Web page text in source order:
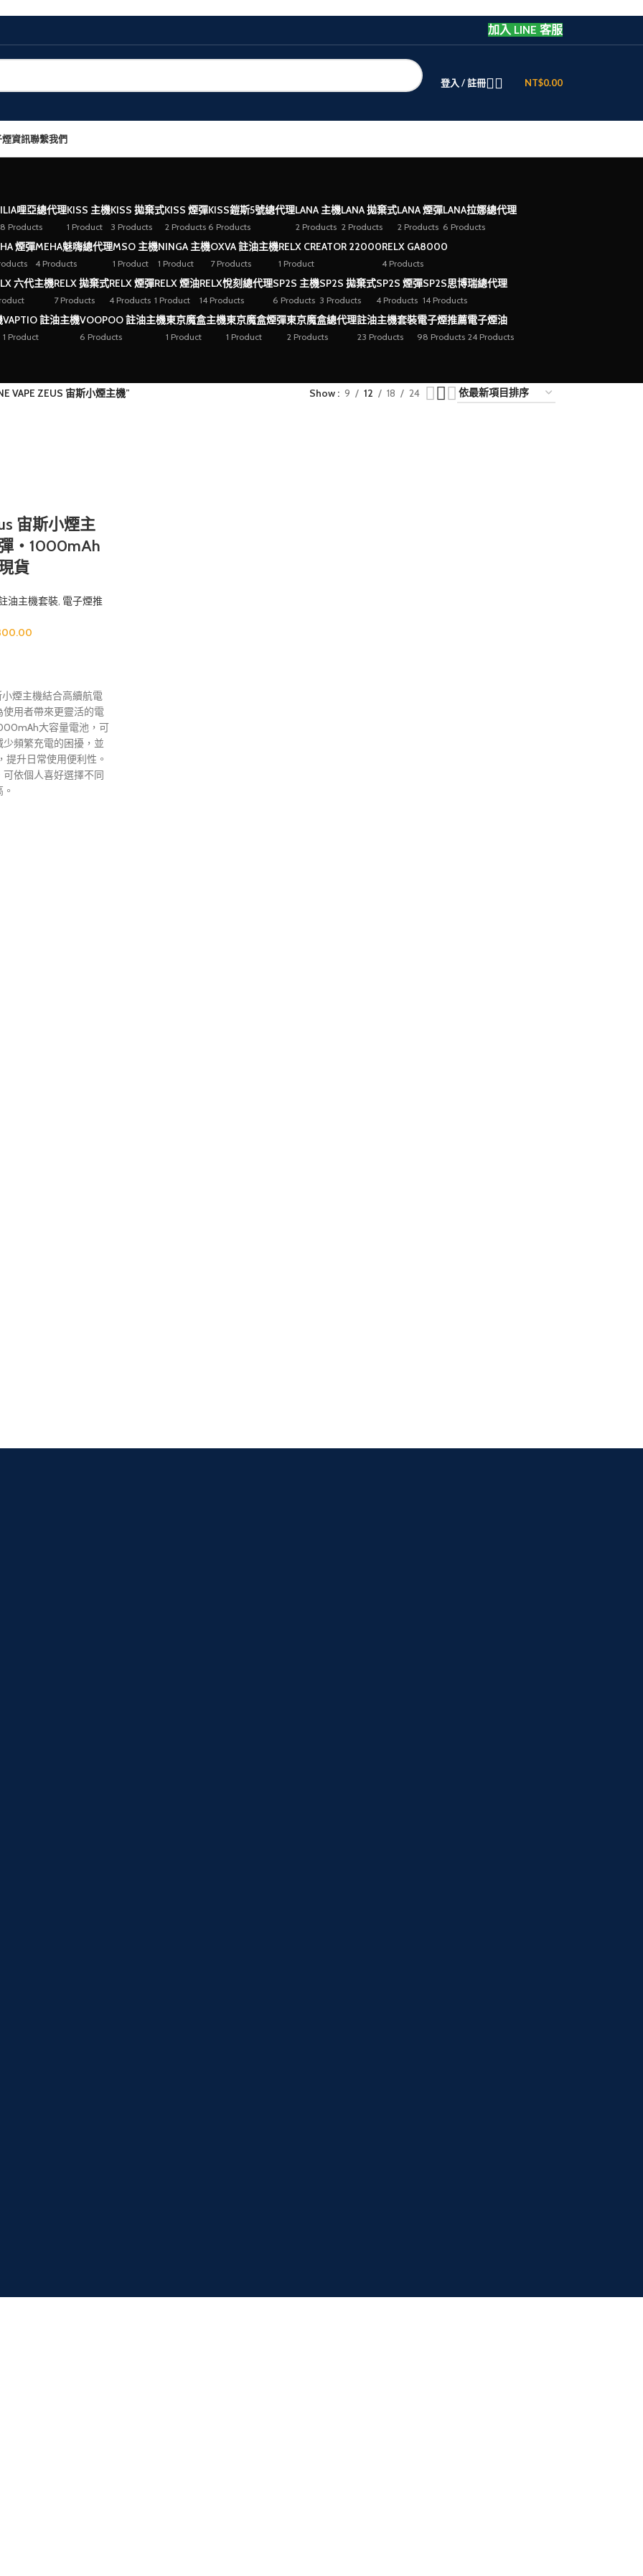
加入 LINE 客服
登入 / 註冊 NT$0.00
煙資訊聯繫我們
ILIA哩亞總代理
8 Products
KISS 主機
1 Product
KISS 拋棄式
3 Products
KISS 煙彈
2 Products
KISS鎧斯5號總代理
6 Products
LANA 主機
2 Products
LANA 拋棄式
2 Products
LANA 煙彈
2 Products
LANA拉娜總代理
6 Products
煙彈MEHA魅嗨總代理
4 Products
MSO 主機
1 Product
NINGA 主機
1 Product
OXVA 註油主機
7 Products
RELX CREATOR 22000
1 Product
RELX GA8000
4 Products
六代主機RELX 拋棄式
7 Products
RELX 煙彈
4 Products
RELX 煙油
1 Product
RELX悅刻總代理
14 Products
SP2S 主機
6 Products
SP2S 拋棄式
3 Products
SP2S 煙彈
4 Products
SP2S思博瑞總代理
14 Products
VAPTIO 註油主機
1 Product
VOOPOO 註油主機
6 Products
東京魔盒主機
1 Product
東京魔盒煙彈
1 Product
東京魔盒總代理
2 Products
註油主機套裝
23 Products
電子煙推薦
98 Products
電子煙油
24 Products
VAPE ZEUS 宙斯小煙主機” Show 9 12 18 24
宙斯小煙主
・1000mAh
貨
油主機套裝, 電子煙推
小煙主機結合高續航電
用者帶來更靈活的電
大容量電池，可
頻繁充電的困擾，並
提升日常使用便利性。
依個人喜好選擇不同